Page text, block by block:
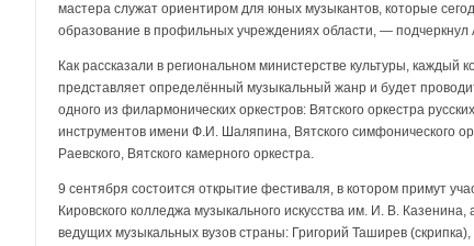
мастера служат ориентиром для юных музыкантов, которые
образование в профильных учреждениях области, — подчеркнул
Как рассказали в региональном министерстве культуры, каждый
представляет определённый музыкальный жанр и будет
одного из филармонических оркестров: Вятского оркестра
инструментов имени Ф.И. Шаляпина, Вятского симфонического
Раевского, Вятского камерного оркестра.
9 сентября состоится открытие фестиваля, в котором примут
Кировского колледжа музыкального искусства им. И. В.
ведущих музыкальных вузов страны: Григорий Таширев